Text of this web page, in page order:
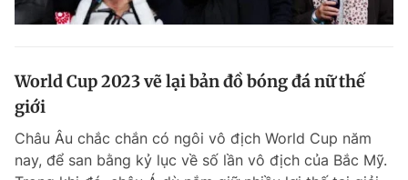
World Cup 2023 vẽ lại bản đồ bóng đá nữ thế
giới
Châu Âu chắc chắn có ngôi vô địch World Cup năm
nay, để san bằng kỷ lục về số lần vô địch của Bắc Mỹ.